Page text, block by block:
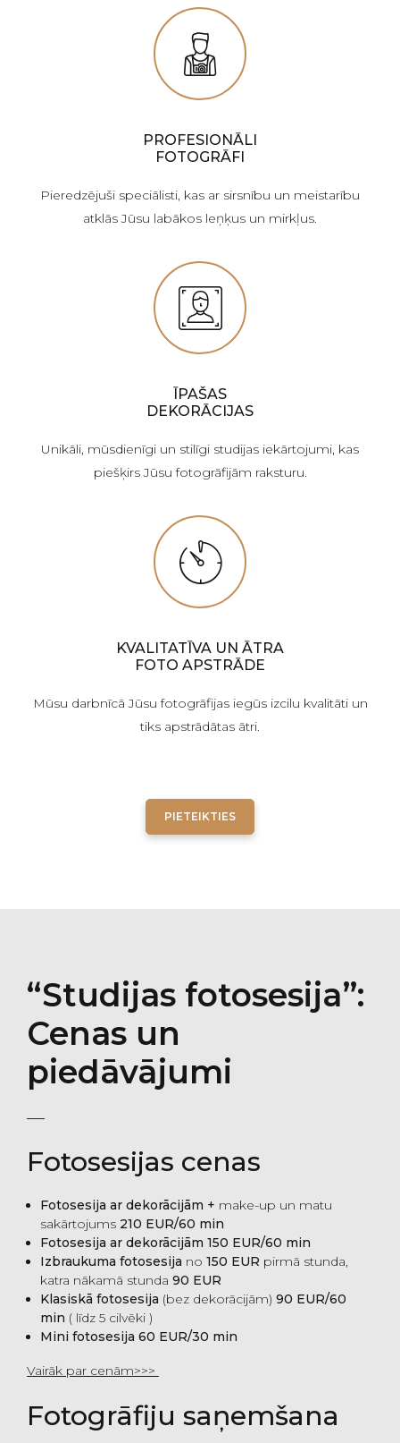
PROFESIONĀLI
FOTOGRĀFI
Pieredzējuši speciālisti, kas ar sirsnību un meistarību
atklās Jūsu labākos leņķus un mirkļus.
ĪPAŠAS
DEKORĀCIJAS
Unikāli, mūsdienīgi un stilīgi studijas iekārtojumi, kas
piešķirs Jūsu fotogrāfijām raksturu.
KVALITATĪVA UN ĀTRA
FOTO APSTRĀDE
Mūsu darbnīcā Jūsu fotogrāfijas iegūs izcilu kvalitāti un
tiks apstrādātas ātri.
PIETEIKTIES
“Studijas fotosesija”:
Cenas un
piedāvājumi
Fotosesijas cenas
Fotosesija ar dekorācijām + make-up un matu
sakārtojums 210 EUR/60 min
Fotosesija ar dekorācijām 150 EUR/60 min
Izbraukuma fotosesija no 150 EUR pirmā stunda,
katra nākamā stunda 90 EUR
Klasiskā fotosesija (bez dekorācijām) 90 EUR/60
min ( līdz 5 cilvēki )
Mini fotosesija 60 EUR/30 min
Vairāk par cenām>>>
Fotogrāfiju saņemšana